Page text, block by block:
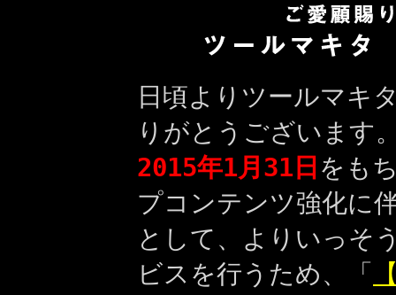
日頃よりツールマキ
りがとうございます
2015年1月31日 をも
プコンテンツ強化に
として、よりいっそ
ビスを行うため、「